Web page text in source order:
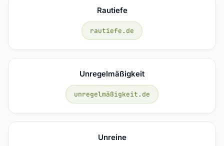
Rautiefe
rautiefe.de
Unregelmäßigkeit
unregelmäßigkeit.de
Unreine